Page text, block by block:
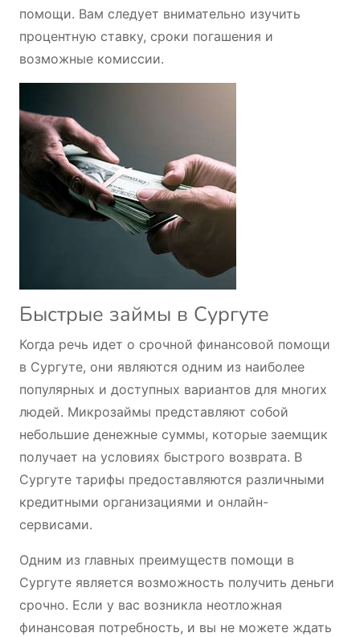
помощи. Вам следует внимательно изучить
процентную ставку, сроки погашения и
возможные комиссии.
Быстрые займы в Сургуте
Когда речь идет о срочной финансовой помощи
в Сургуте, они являются одним из наиболее
популярных и доступных вариантов для многих
людей. Микрозаймы представляют собой
небольшие денежные суммы, которые заемщик
получает на условиях быстрого возврата. В
Сургуте тарифы предоставляются различными
кредитными организациями и онлайн-
сервисами.
Одним из главных преимуществ помощи в
Сургуте является возможность получить деньги
срочно. Если у вас возникла неотложная
финансовая потребность, и вы не можете ждать